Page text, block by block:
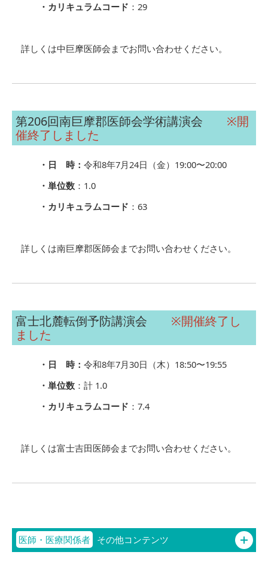
・カリキュラムコード ：29
詳しくは中巨摩医師会までお問い合わせください。
第206回南巨摩郡医師会学術講演会 ※開
催終了しました
・日 時： 令和8年7月24日（金）19:00〜20:00
・単位数 ：1.0
・カリキュラムコード ：63
詳しくは南巨摩郡医師会までお問い合わせください。
富士北麓転倒予防講演会
※開催終了し
ました
・日 時： 令和8年7月30日（木）18:50〜19:55
・単位数 ：計 1.0
・カリキュラムコード ：7.4
詳しくは富士吉田医師会までお問い合わせください。
医師・医療関係者 その他コンテンツ